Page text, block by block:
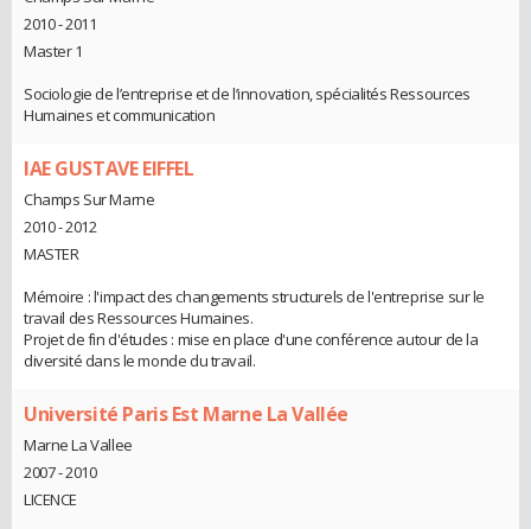
2010 - 2011
Master 1
Sociologie de l’entreprise et de l’innovation, spécialités Ressources
Humaines et communication
IAE GUSTAVE EIFFEL
Champs Sur Marne
2010 - 2012
MASTER
Mémoire : l'impact des changements structurels de l'entreprise sur le
travail des Ressources Humaines.
Projet de fin d'études : mise en place d'une conférence autour de la
diversité dans le monde du travail.
Université Paris Est Marne La Vallée
Marne La Vallee
2007 - 2010
LICENCE